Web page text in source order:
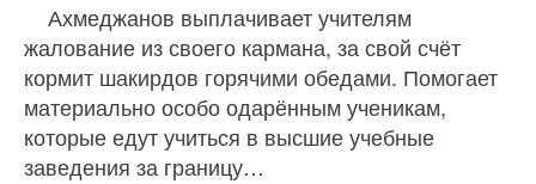
Ахмеджанов выплачивает учителям
жалование из своего кармана, за свой счёт
кормит шакирдов горячими обедами. Помогает
материально особо одарённым ученикам,
которые едут учиться в высшие учебные
заведения за границу…